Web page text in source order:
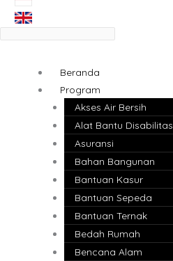
Beranda
Program
Akses Air Bersih
Alat Bantu Disabilitas
Asuransi
Bahan Bangunan
Bantuan Kasur
Bantuan Sepeda
Bantuan Ternak
Bedah Rumah
Bencana Alam